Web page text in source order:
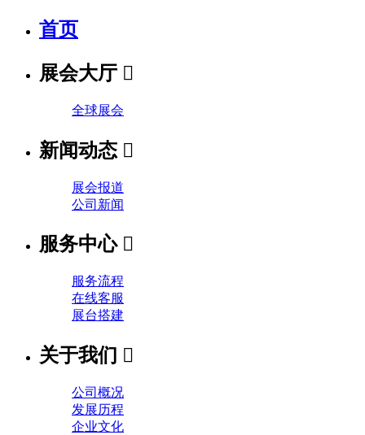
首页
展会大厅 
全球展会
新闻动态 
展会报道
公司新闻
服务中心 
服务流程
在线客服
展台搭建
关于我们 
公司概况
发展历程
企业文化